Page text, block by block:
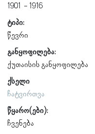
1901
1916
ტიპი:
წევრი
განყოფილება:
ქუთაისის განყოფილება
ქსელი
ჩატვირთვა
წყარო(ები):
ჩვენება